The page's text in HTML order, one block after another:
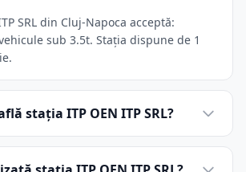
SRL din Cluj-Napoca acceptă:
sub 3.5t. Stația dispune de 1
stația ITP OEN ITP SRL?